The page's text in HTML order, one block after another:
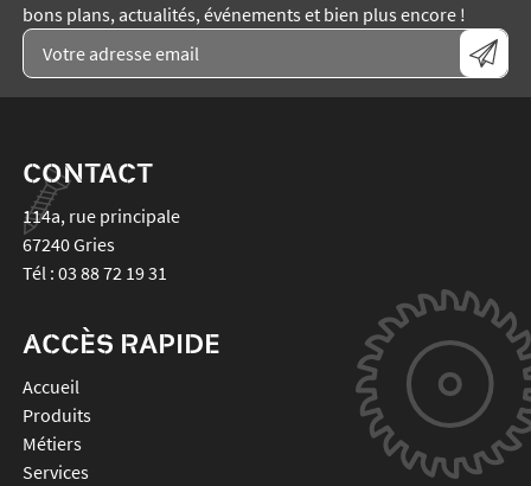
bons plans, actualités, événements et bien plus encore !
CONTACT
114a, rue principale
67240Gries
Tél : 03 88 72 19 31
ACCÈS RAPIDE
Accueil
Produits
Métiers
Services